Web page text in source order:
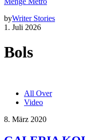
byWriter Stories
1. Juli 2026
Bols
All Over
Video
8. März 2020